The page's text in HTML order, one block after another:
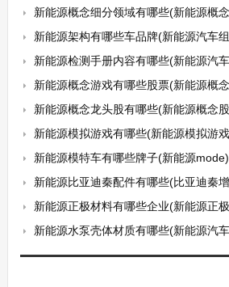
新能源概念细分领域有哪些(新能源概
新能源架构有哪些车品牌(新能源汽车
新能源检测手册内容有哪些(新能源汽
新能源概念游戏有哪些股票(新能源概
新能源概念龙头股有哪些(新能源概念
新能源模拟游戏有哪些(新能源模拟游
新能源模特车有哪些牌子(新能源mode)
新能源比亚迪秦配件有哪些(比亚迪秦
新能源正极材料有哪些企业(新能源正
新能源水泵壳体材质有哪些(新能源汽